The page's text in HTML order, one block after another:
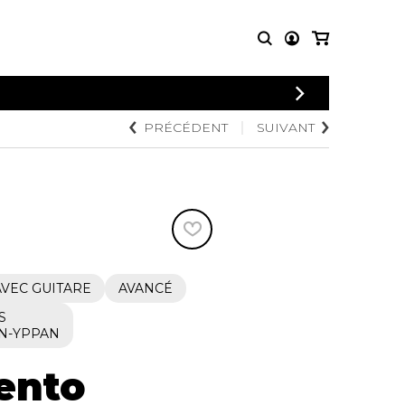
CONNEXION
PARTITIONS
POUR
Quatuor de saxophones
AUTRES
PRODUITS
Disques compacts et
DVDs
PRÉCÉDENT SUIVANT
GUITARE
AVANCÉ
YPPAN